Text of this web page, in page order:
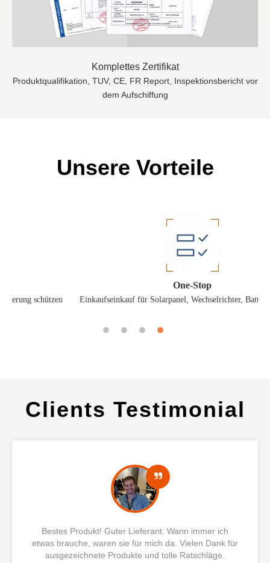
Komplettes Zertifikat
Produktqualifikation, TUV, CE, FR Report, Inspektionsbericht vor
dem Aufschiffung
Unsere Vorteile
Einkaufseinkauf für Solarpanel, Wechselrichter, Batterie, Zubehör
Clients Testimonial
Bestes Produkt! Guter Lieferant. Wann immer ich
etwas brauche, waren sie für mich da. Vielen Dank für
ausgezeichnete Produkte und tolle Ratschläge.